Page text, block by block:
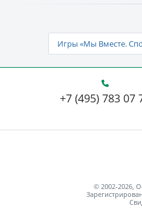
Игры «Мы Вместе.
+7 (495) 783 07
© 2002-2026,